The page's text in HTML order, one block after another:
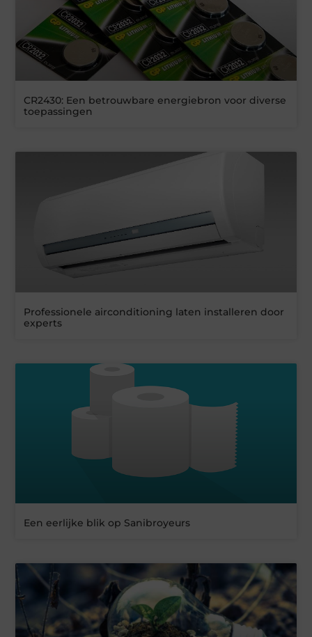
CR2430: Een betrouwbare energiebron voor diverse
toepassingen
Professionele airconditioning laten installeren door
experts
Een eerlijke blik op Sanibroyeurs